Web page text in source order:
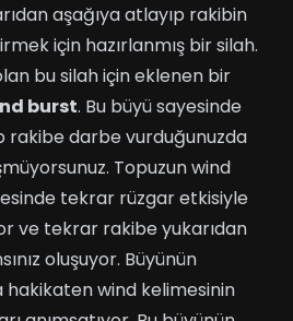
aşağıya atlayıp rakibin
için hazırlanmış bir silah.
bu silah için eklenen bir
burst. Bu büyü sayesinde
rakibe darbe vurduğunuzda
Topuzun wind
tekrar rüzgar etkisiyle
ve tekrar rakibe yukarıdan
oluşuyor. Büyünün
hakikaten wind kelimesinin